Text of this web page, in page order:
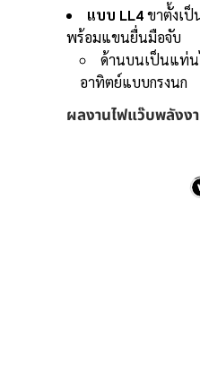
แบบ LL4ขาตั้งเป็
พร้อมแขนยื่นมือจับ
ด้านบนเป็นแท่น
อาทิตย์แบบกรงนก
ผลงานไฟแว๊บพลังง